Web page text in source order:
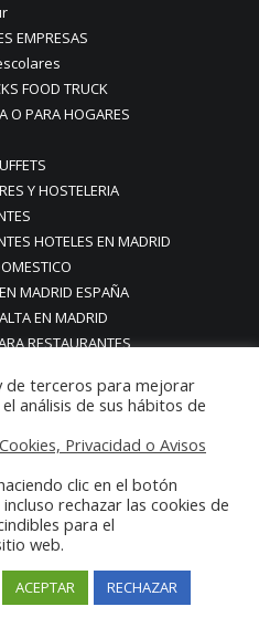
EMPRESAS
FOOD TRUCK
O PARA HOGARES
Y HOSTELERIA
HOTELES EN MADRID
MADRID ESPAÑA
EN MADRID
RESTAURANTES
MADRID
• ENCIMERAS •
• ELEMENTOS
MEDIDA PERSONALIZADAS PARA
INOXIDABLE
de terceros para mejorar
análisis de sus hábitos de
Privacidad o Avisos
clic en el botón
rechazar las cookies de
para el
web.
ACEPTAR RECHAZAR